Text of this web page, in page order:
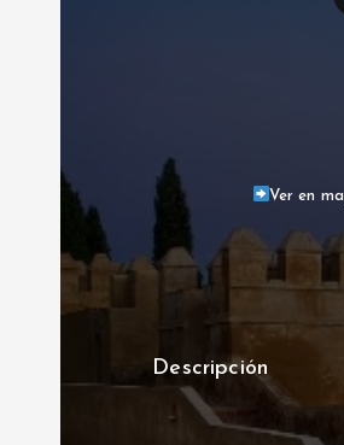
Ver en
Descripción